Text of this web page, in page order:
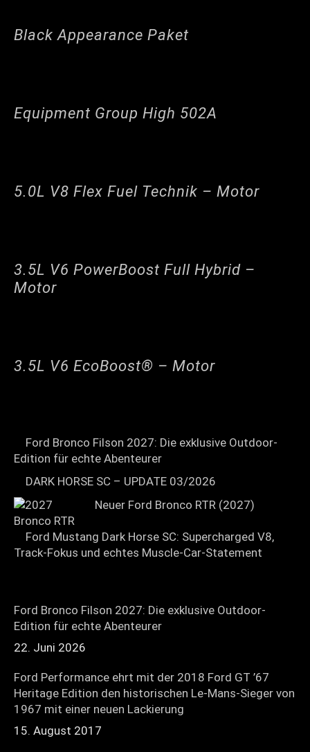
Black Appearance Paket
Equipment Group High 502A
5.0L V8 Flex Fuel Technik – Motor
3.5L V6 PowerBoost Full Hybrid –
Motor
3.5L V6 EcoBoost® – Motor
Ford Bronco Filson 2027: Die exklusive Outdoor-
Edition für echte Abenteurer
DARK HORSE SC – UPDATE 03/2026
Neuer Ford Bronco RTR (2027)
Ford Mustang Dark Horse SC: Supercharged V8,
Track-Fokus und echtes Muscle-Car-Statement
Ford Bronco Filson 2027: Die exklusive Outdoor-
Edition für echte Abenteurer
22. Juni 2026
Ford Performance ehrt mit der 2018 Ford GT ’67
Heritage Edition den historischen Le-Mans-Sieger von
1967 mit einer neuen Lackierung
15. August 2017